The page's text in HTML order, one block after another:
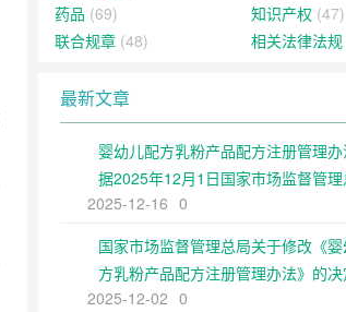
药品 (69) 知识产权 (47)
联合规章 (48) 相关法律法规
最新文章
婴幼儿配方乳粉产品配方注册管理
据2025年12月1日国家市场监督管
第109号修正）
2025-12-16 0
国家市场监督管理总局关于修改《
方乳粉产品配方注册管理办法》的
局令第109号公布 自公布之日起施行）
2025-12-02 0